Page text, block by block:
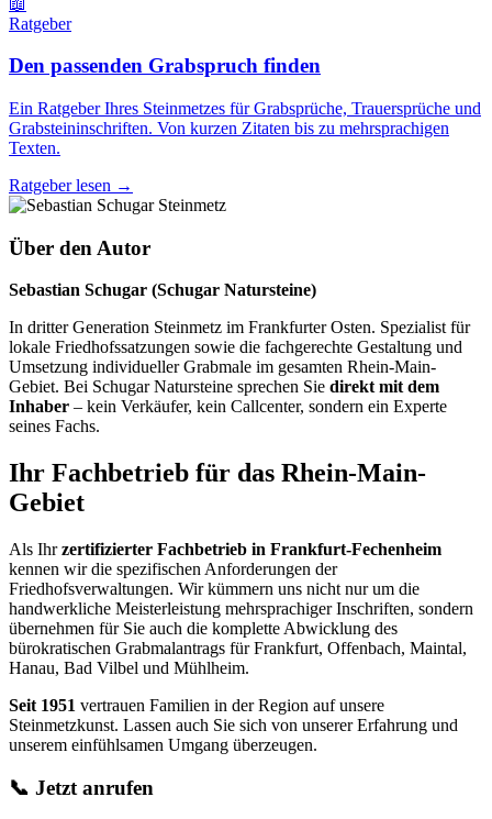
Ratgeber
Den passenden Grabspruch finden
Ein Ratgeber Ihres Steinmetzes für Grabsprüche, Trauersprüche und
Grabsteininschriften. Von kurzen Zitaten bis zu mehrsprachigen
Texten.
Ratgeber lesen →
Über den Autor
Sebastian Schugar (Schugar Natursteine)
In dritter Generation Steinmetz im Frankfurter Osten. Spezialist für
lokale Friedhofssatzungen sowie die fachgerechte Gestaltung und
Umsetzung individueller Grabmale im gesamten Rhein-Main-
Gebiet. Bei Schugar Natursteine sprechen Sie direkt mit dem
Inhaber – kein Verkäufer, kein Callcenter, sondern ein Experte
seines Fachs.
Ihr Fachbetrieb für das Rhein-Main-
Gebiet
Als Ihrzertifizierter Fachbetrieb in Frankfurt-Fechenheim
kennen wir die spezifischen Anforderungen der
Friedhofsverwaltungen. Wir kümmern uns nicht nur um die
handwerkliche Meisterleistung mehrsprachiger Inschriften, sondern
übernehmen für Sie auch die komplette Abwicklung des
bürokratischen Grabmalantrags für Frankfurt, Offenbach, Maintal,
Hanau, Bad Vilbel und Mühlheim.
Seit 1951 vertrauen Familien in der Region auf unsere
Steinmetzkunst. Lassen auch Sie sich von unserer Erfahrung und
unserem einfühlsamen Umgang überzeugen.
📞 Jetzt anrufen